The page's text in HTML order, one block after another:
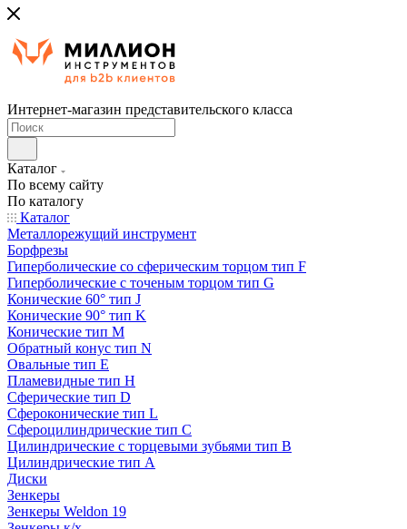
Интернет-магазин представительского класса
Каталог
По всему сайту
По каталогу
Каталог
Металлорежущий инструмент
Борфрезы
Гиперболические cо сферическим торцом тип F
Гиперболические с точеным торцом тип G
Конические 60° тип J
Конические 90° тип K
Конические тип M
Обратный конус тип N
Овальные тип E
Пламевидные тип H
Сферические тип D
Сфероконические тип L
Сфероцилиндрические тип C
Цилиндрические с торцевыми зубьями тип B
Цилиндрические тип А
Диски
Зенкеры
Зенкеры Weldon 19